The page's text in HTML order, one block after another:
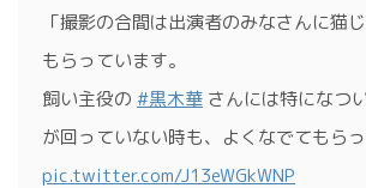
「撮影の合間は出演者のみなさんに猫
もらっています。
飼い主役の #黒木華 さんには特になつ
が回っていない時も、よくなでてもらっ
pic.twitter.com/J13eWGkWNP